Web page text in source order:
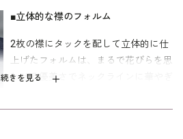
続きを見る
■立体的な襟のフォルム
2枚の襟にタックを配して立体的に仕
上げたフォルムは、まるで花びらを思
わせる優美さでネックラインに華やぎ